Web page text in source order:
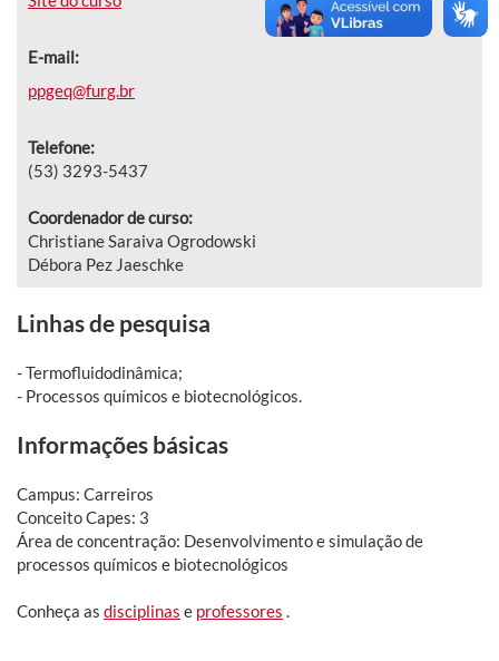
E-mail:
ppgeq@furg.br
Telefone:
(53) 3293-5437
Coordenador de curso:
Christiane Saraiva Ogrodowski
Débora Pez Jaeschke
Linhas de pesquisa
- Termofluidodinâmica;
- Processos químicos e biotecnológicos.
Informações básicas
Campus: Carreiros
Conceito Capes: 3
Área de concentração: Desenvolvimento e simulação de
processos químicos e biotecnológicos
Conheça as disciplinas e professores .